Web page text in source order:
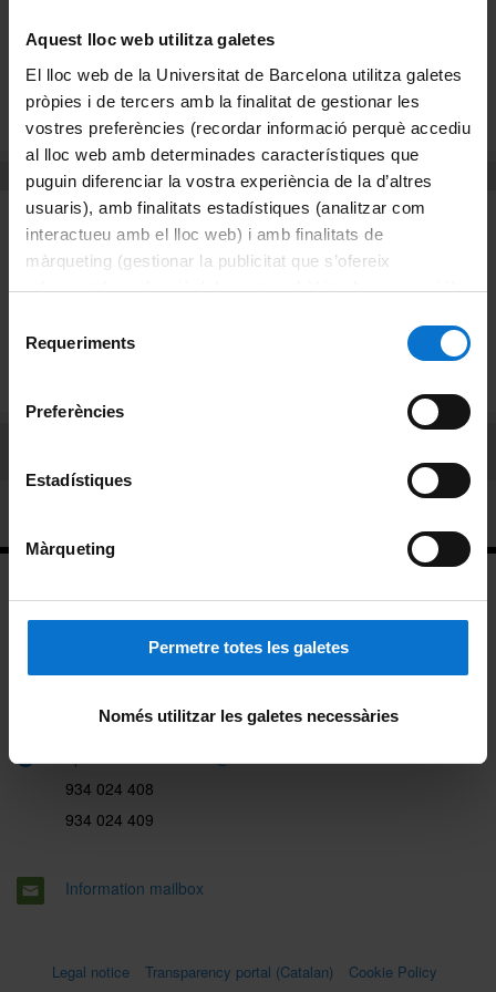
Aquest lloc web utilitza galetes
El lloc web de la Universitat de Barcelona utilitza galetes
pròpies i de tercers amb la finalitat de gestionar les
vostres preferències (recordar informació perquè accediu
al lloc web amb determinades característiques que
puguin diferenciar la vostra experiència de la d’altres
usuaris), amb finalitats estadístiques (analitzar com
interactueu amb el lloc web) i amb finalitats de
màrqueting (gestionar la publicitat que s’ofereix
adequant-la en funció dels vostres hàbits de navegació).
consultar laPolítica de galetes del lloc web de la
Requeriments
Preferències
Estadístiques
Màrqueting
Permetre totes les galetes
Només utilitzar les galetes necessàries
Català
Español
Search
Legal advice
The data contained in the UB Directory may only be used for
pusposes and ends directly related to UB activities. The
Directory is not one of the resources made accessible to the
transmitted to or stored in any other directory or other form of
information retrieval system without the prior consent of all
New building (2nd floor)
dp.dret.constitucional@ub.edu
934 024 408
934 024 409
Information mailbox
Legal notice Transparency portal (Catalan) Cookie Policy